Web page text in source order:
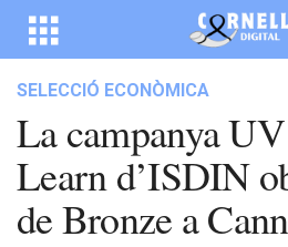
SELECCIÓ ECONÒMICA
La campanya
Learn d’ISDIN
de Bronze a